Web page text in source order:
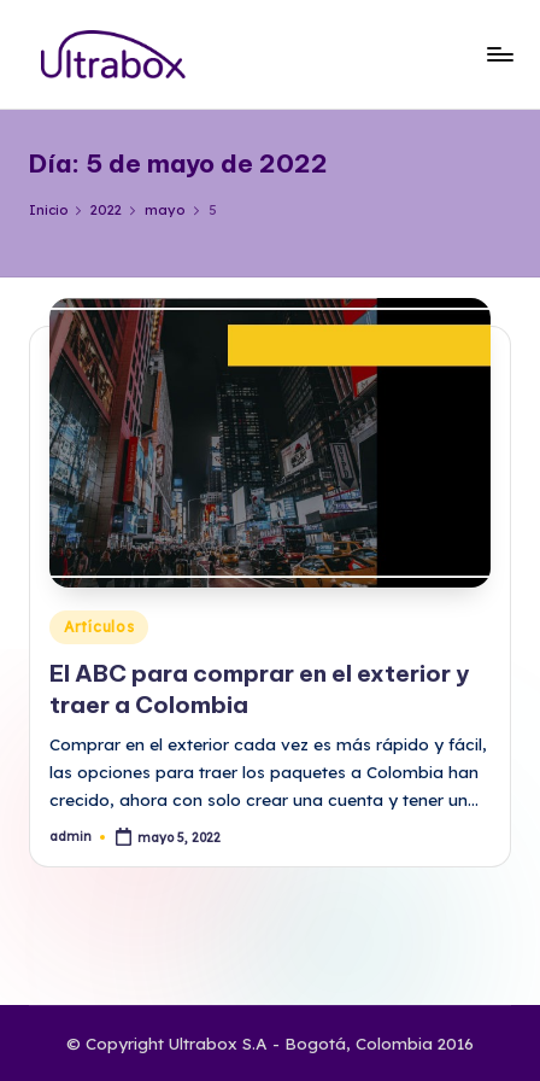
Saltar
contenido
o
g
lt
r
a
b
o
x
cosas
que
importan
Día: 5 de mayo de 2022
Inicio 2022 mayo 5
Publicado
en
Artículos
El ABC para comprar en el exterior y
traer a Colombia
Comprar en el exterior cada vez es más rápido y fácil,
las opciones para traer los paquetes a Colombia han
crecido, ahora con solo crear una cuenta y tener un…
Publicado
admin mayo 5, 2022
© Copyright Ultrabox S.A - Bogotá, Colombia 2016